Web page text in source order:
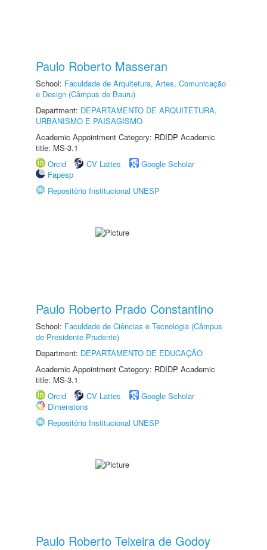
Paulo Roberto Masseran
School: Faculdade de Arquitetura, Artes, Comunicação
e Design (Câmpus de Bauru)
Department: DEPARTAMENTO DE ARQUITETURA,
URBANISMO E PAISAGISMO
Academic Appointment Category: RDIDP Academic
title: MS-3.1
Orcid
CV Lattes
Google Scholar
Fapesp
Repositório Institucional UNESP
Paulo Roberto Prado Constantino
School: Faculdade de Ciências e Tecnologia (Câmpus
de Presidente Prudente)
Department: DEPARTAMENTO DE EDUCAÇÃO
Academic Appointment Category: RDIDP Academic
title: MS-3.1
Orcid
CV Lattes
Google Scholar
Dimensions
Repositório Institucional UNESP
Paulo Roberto Teixeira de Godoy